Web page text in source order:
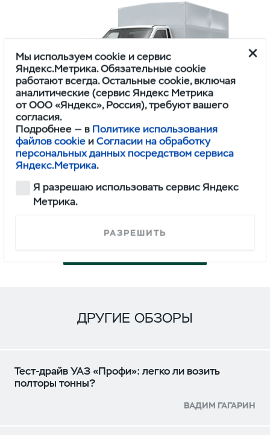
ПРОФИ
ОДНОРЯДНАЯ КАБИНА 4Х2 BASE ИКАР
1,745,000
ДРУГИЕ ОБЗОРЫ
Тест-драйв УАЗ «Профи»: легко ли возить
полторы тонны?
ВАДИМ ГАГАРИН
Мы используем cookie и сервис
Яндекс.Метрика. Обязательные cookie
работают всегда. Остальные cookie, включая
аналитические (сервис Яндекс Метрика
от ООО «Яндекс», Россия), требуют вашего
согласия.
Подробнее — в Политике использования
файлов cookie иСогласии на обработку
персональных данных посредством сервиса
Яндекс.Метрика.
Я разрешаю использовать сервис Яндекс
Метрика.
РАЗРЕШИТЬ